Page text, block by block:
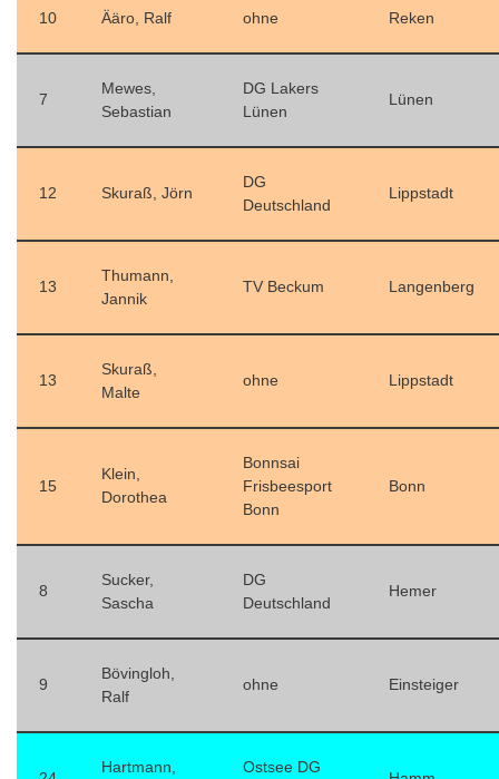
10 Ääro, Ralf ohne Reken
7
Mewes,
Sebastian
DG Lakers
Lünen
Lünen
12 Skuraß, Jörn
DG
Deutschland
Lippstadt
13
Thumann,
Jannik
TV Beckum Langenberg
13
Skuraß,
Malte
ohne Lippstadt
15
Klein,
Dorothea
Bonnsai
Frisbeesport
Bonn
Bonn
8
Sucker,
Sascha
DG
Deutschland
Hemer
9
Bövingloh,
Ralf
ohne Einsteiger
Hartmann,
Ostsee DG